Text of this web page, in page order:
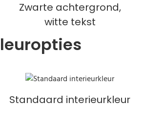
Zwarte achtergrond,
witte tekst
Standaard interieurkleur